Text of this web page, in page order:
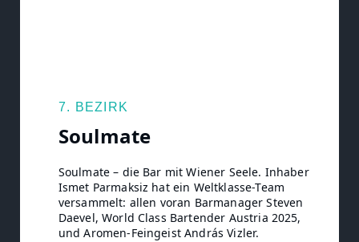
7. BEZIRK
Soulmate
Soulmate – die Bar mit Wiener Seele. Inhaber
Ismet Parmaksiz hat ein Weltklasse-Team
versammelt: allen voran Barmanager Steven
Daevel, World Class Bartender Austria 2025,
und Aromen-Feingeist András Vizler.